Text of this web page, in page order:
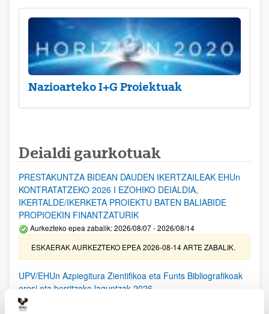
Nazioarteko I+G Proiektuak
Deialdi gaurkotuak
PRESTAKUNTZA BIDEAN DAUDEN IKERTZAILEAK EHUn
KONTRATATZEKO 2026 I EZOHIKO DEIALDIA,
IKERTALDE/IKERKETA PROIEKTU BATEN BALIABIDE
PROPIOEKIN FINANTZATURIK
Aurkezteko epea zabalik: 2026/08/07 - 2026/08/14
ESKAERAK AURKEZTEKO EPEA 2026-08-14 ARTE ZABALIK.
UPV/EHUn Azpiegitura Zientifikoa eta Funts Bibliografikoak
erosi eta berritzeko laguntzak 2026